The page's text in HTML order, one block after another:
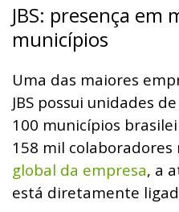
JBS: presença em
municípios
Uma das maiores
JBS possui unidades
100 municípios
158 mil colaboradores
global da empresa, a
está diretamente